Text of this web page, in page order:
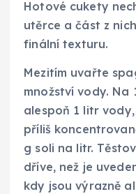
Hotové cukety
utěrce a část z
finální texturu.
Mezitím uvařte
množství vody.
alespoň 1 litr
příliš
g soli na litr.
dříve, než je
kdy jsou výrazně